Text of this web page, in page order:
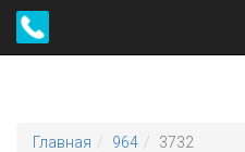
Главная 964 3732